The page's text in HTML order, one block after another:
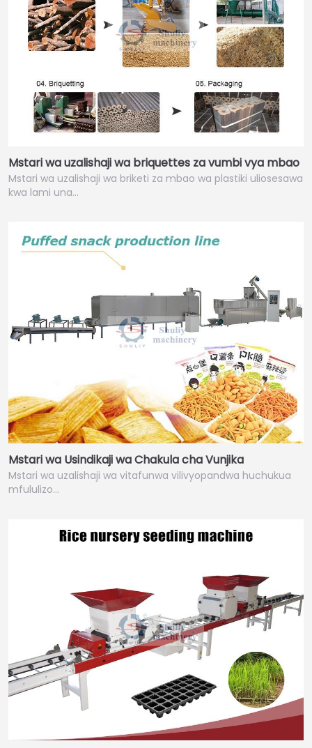
Mstari wa uzalishaji wa briquettes za vumbi vya mbao
Mstari wa uzalishaji wa briketi za mbao wa plastiki uliosesawa
kwa lami una…
Mstari wa Usindikaji wa Chakula cha Vunjika
Mstari wa uzalishaji wa vitafunwa vilivyopandwa huchukua
mfululizo…